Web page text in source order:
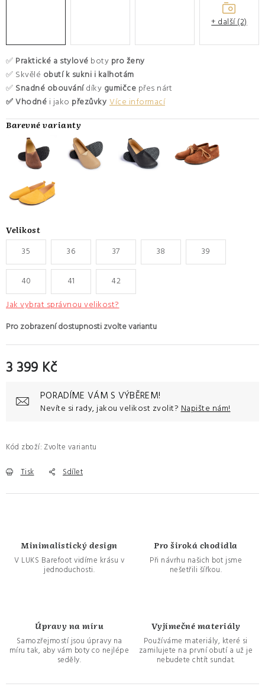
✅ Praktické a stylové boty pro ženy
✅ Skvělé obutí k sukni i kalhotám
✅ Snadné obouvánídíky gumičce přes nárt
✅ Vhodné i jako přezůvky Více informací
Velikost
35
36 37 38 39
40 41
42
Jak vybrat správnou velikost?
3 399 Kč
PORADÍME VÁM S VÝBĚREM!
Nevíte si rady, jakou velikost zvolit? Napište nám!
Kód zboží: Zvolte variantu
Tisk Sdílet
+ další (2)
Minimalistický design
V LUKS Barefoot vidíme krásu v
jednoduchosti.
Pro široká chodidla
Při návrhu našich bot jsme
nešetřili šířkou.
Úpravy na míru
Samozřejmostí jsou úpravy na
míru tak, aby vám boty co nejlépe
seděly.
Vyjímečné materiály
Používáme materiály, které si
zamilujete na první obutí a už je
nebudete chtít sundat.